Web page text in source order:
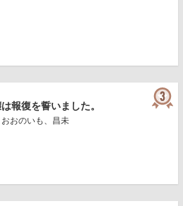
報復を誓いました。
おのいも、昌未